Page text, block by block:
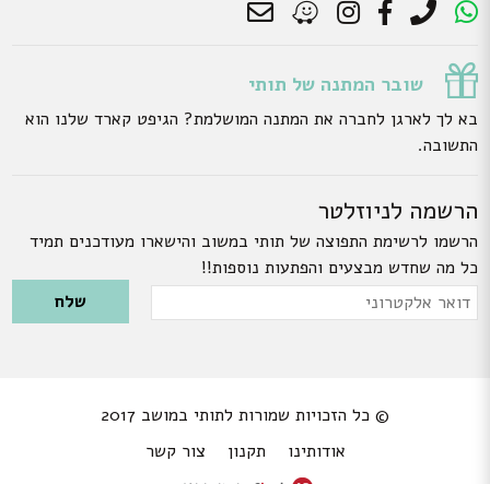
שובר המתנה של תותי
בא לך לארגן לחברה את המתנה המושלמת? הגיפט קארד שלנו הוא
התשובה.
הרשמה לניוזלטר
הרשמו לרשימת התפוצה של תותי במשוב והישארו מעודכנים תמיד
כל מה שחדש מבצעים והפתעות נוספות!!
Please leave this field empty.
דואר
© כל הזכויות שמורות לתותי במושב 2017
אודותינו
תקנון צור קשר